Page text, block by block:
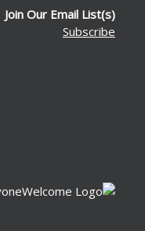
Join Our Email List(s)
Subscribe